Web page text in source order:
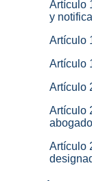
Artículo
y
Artículo
Artículo
Artículo
Artículo
Artículo